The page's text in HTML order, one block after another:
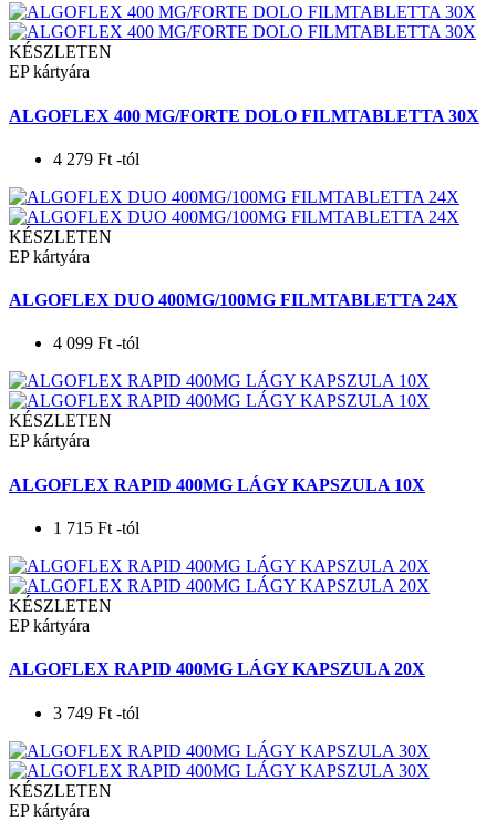
KÉSZLETEN
EP kártyára
ALGOFLEX 400 MG/FORTE DOLO FILMTABLETTA 30X
4 279 Ft -tól
KÉSZLETEN
EP kártyára
ALGOFLEX DUO 400MG/100MG FILMTABLETTA 24X
4 099 Ft-tól
KÉSZLETEN
EP kártyára
ALGOFLEX RAPID 400MG LÁGY KAPSZULA 10X
1 715 Ft -tól
KÉSZLETEN
EP kártyára
ALGOFLEX RAPID 400MG LÁGY KAPSZULA 20X
3 749 Ft -tól
KÉSZLETEN
EP kártyára